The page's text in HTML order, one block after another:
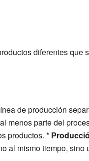
diferentes que
de producción
menos parte del
productos. *
al mismo tiempo, sino